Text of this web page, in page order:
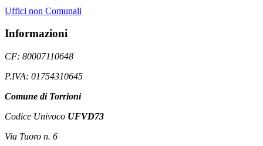
Uffici non Comunali
Informazioni
CF: 80007110648
P.IVA: 01754310645
Comune di Torrioni
Codice Univoco UFVD73
Via Tuoro n. 6